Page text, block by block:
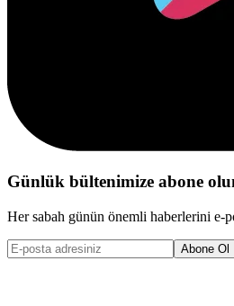
Günlük bültenimize abone
Her sabah günün önemli haberlerini e-
Abone Ol